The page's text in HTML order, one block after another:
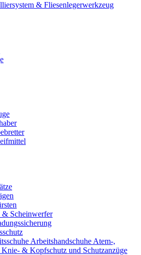
& Fliesenlegerwerkzeug
Scheinwerfer
Arbeitshandschuhe Atem-,
Knie- & Kopfschutz und Schutzanzüge